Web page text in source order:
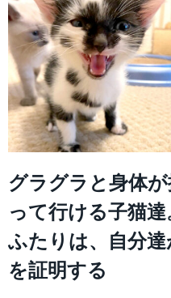
グラグラと身体
って行ける子猫
ふたりは、自分
を証明する